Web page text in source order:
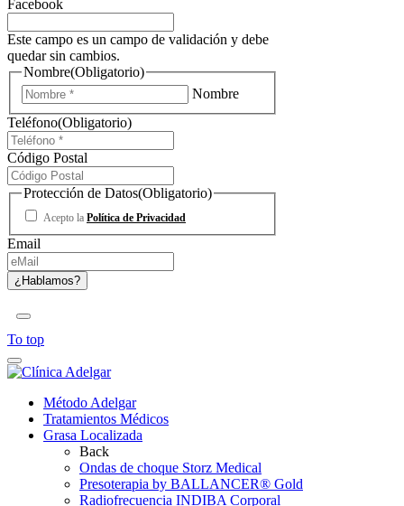
Facebook
Este campo es un campo de validación y debe
quedar sin cambios.
Nombre(Obligatorio)
Nombre
Teléfono(Obligatorio)
Código Postal
Protección de Datos(Obligatorio)
Acepto la Política de Privacidad
Email
To top
Método Adelgar
Tratamientos Médicos
Grasa Localizada
Back
Ondas de choque Storz Medical
Presoterapia by BALLANCER® Gold
Radiofrecuencia INDIBA Corporal